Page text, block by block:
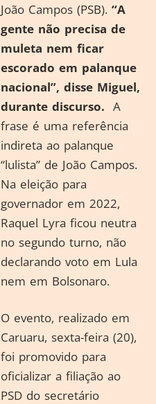
João Campos (PSB). “A
gente não precisa de
muleta nem ficar
escorado em palanque
nacional”, disse Miguel,
durante discurso. A
frase é uma referência
indireta ao palanque
“lulista” de João Campos.
Na eleição para
governador em 2022,
Raquel Lyra ficou neutra
no segundo turno, não
declarando voto em Lula
nem em Bolsonaro.
O evento, realizado em
Caruaru, sexta-feira (20),
foi promovido para
oficializar a filiação ao
PSD do secretário